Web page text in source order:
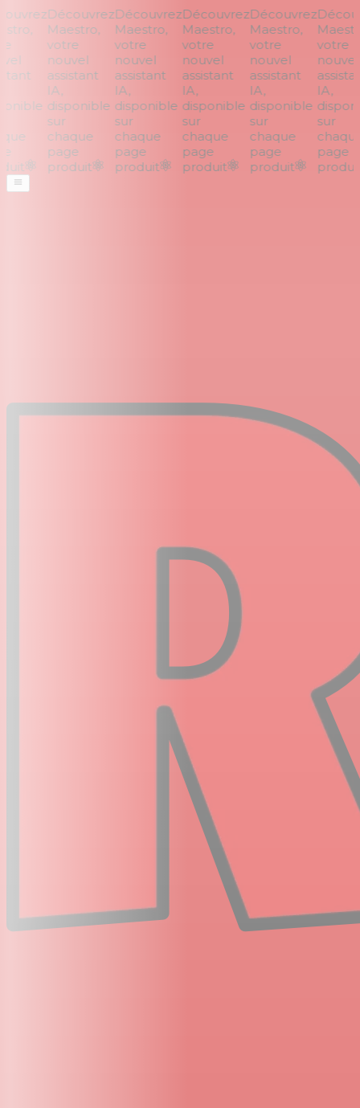
Découvrez
Maestro,
votre
nouvel
assistant
IA,
disponible
sur
chaque
page
produit
Découvrez
Maestro,
votre
nouvel
assistant
IA,
disponible
sur
chaque
page
produit
Découvrez
Maestro,
votre
nouvel
assistant
IA,
disponible
sur
chaque
page
produit
Découvrez
Maestro,
votre
nouvel
assistant
IA,
disponible
sur
chaque
page
produit
votre
nouvel
IA,
sur
chaque
page
produit